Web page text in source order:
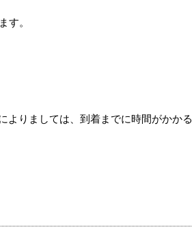
す。
よりましては、到着までに時間がかかる